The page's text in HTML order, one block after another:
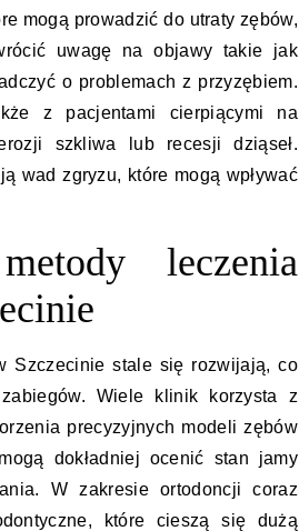
mogą prowadzić do utraty zębów,
uwagę na objawy takie jak
o problemach z przyzębiem.
z pacjentami cierpiącymi na
szkliwa lub recesji dziąseł.
wad zgryzu, które mogą wpływać
leczenia
Szczecinie stale się rozwijają, co
Wiele klinik korzysta z
precyzyjnych modeli zębów
dokładniej ocenić stan jamy
W zakresie ortodoncji coraz
które cieszą się dużą